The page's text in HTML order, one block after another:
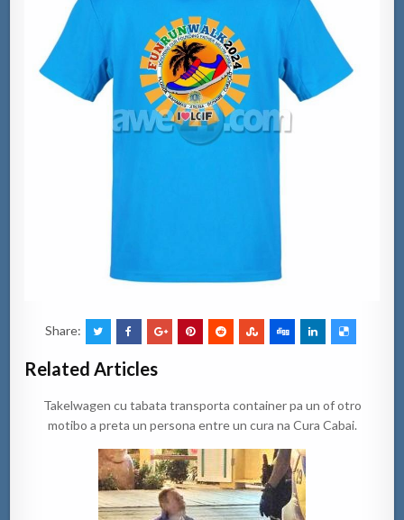
Share:
Related Articles
Takelwagen cu tabata transporta container pa un of otro
motibo a preta un persona entre un cura na Cura Cabai.